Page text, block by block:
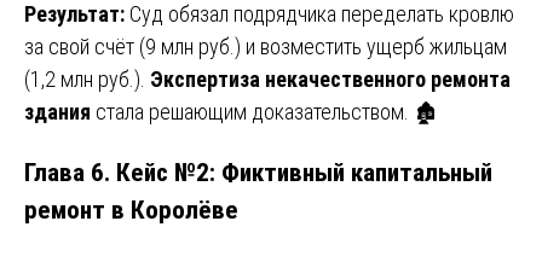
Результат: Суд обязал подрядчика переделать кровлю
за свой счёт (9 млн руб.) и возместить ущерб жильцам
(1,2 млн руб.). Экспертиза некачественного ремонта
здания стала решающим доказательством. 🏚️
Глава 6. Кейс №2: Фиктивный капитальный
ремонт в Королёве